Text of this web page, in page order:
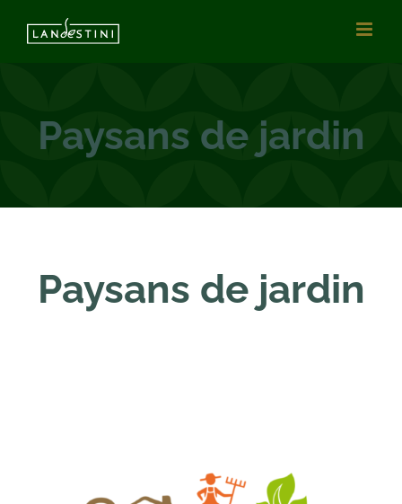
Paysans de jardin
Paysans de jardin